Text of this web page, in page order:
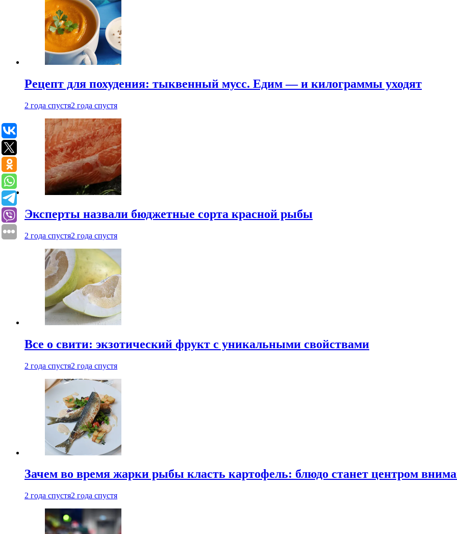
Рецепт для похудения: тыквенный мусс. Едим — и килограммы уходят
2 года спустя2 года спустя
Эксперты назвали бюджетные сорта красной рыбы
2 года спустя2 года спустя
Все о свити: экзотический фрукт с уникальными свойствами
2 года спустя2 года спустя
Зачем во время жарки рыбы класть картофель: блюдо станет центром
2 года спустя2 года спустя